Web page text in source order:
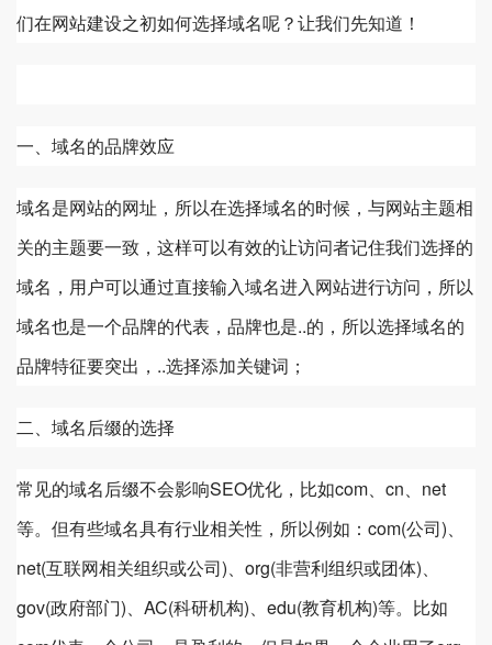
们在网站建设之初如何选择域名呢？让我们先知道！
一、域名的品牌效应
域名是网站的网址，所以在选择域名的时候，与网站主题相
关的主题要一致，这样可以有效的让访问者记住我们选择的
域名，用户可以通过直接输入域名进入网站进行访问，所以
域名也是一个品牌的代表，品牌也是..的，所以选择域名的
品牌特征要突出，..选择添加关键词；
二、域名后缀的选择
常见的域名后缀不会影响SEO优化，比如com、cn、net
等。但有些域名具有行业相关性，所以例如：com(公司)、
net(互联网相关组织或公司)、org(非营利组织或团体)、
gov(政府部门)、AC(科研机构)、edu(教育机构)等。比如